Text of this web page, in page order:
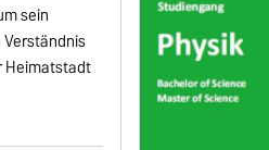
sein
Heimatstadt